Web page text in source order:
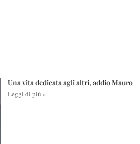
Una vita dedicata agli altri, addio Mauro
Leggi di più »